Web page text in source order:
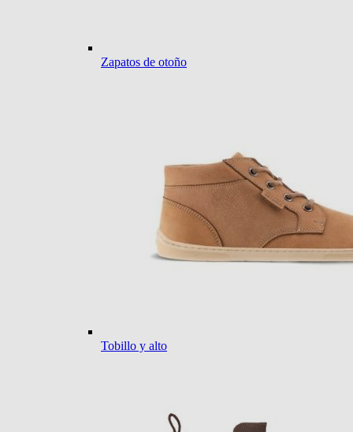
Zapatos de otoño
Tobillo y alto